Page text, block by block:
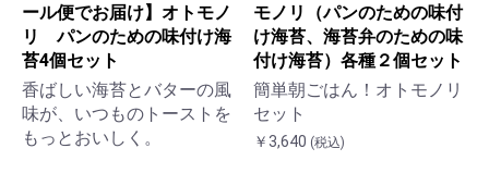
ール便でお届け】オトモノ
リ パンのための味付け海
苔4個セット
香ばしい海苔とバターの風
味が、いつものトーストを
もっとおいしく。
モノリ（パンのための味付
け海苔、海苔弁のための味
付け海苔）各種２個セット
簡単朝ごはん！オトモノリ
セット
￥3,640 (税込)